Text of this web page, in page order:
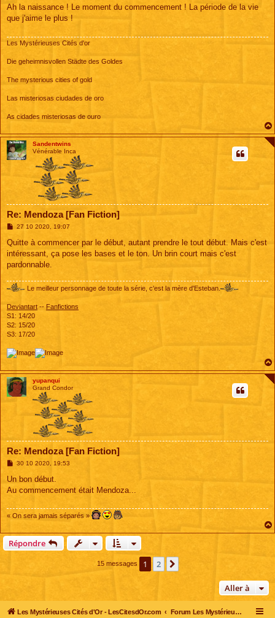
s
a
Ah la naissance ! Le moment du commencement ! La période de la vie
que j'aime le plus !
Les Mystérieuses Cités d'or
Die geheimnisvollen Städte des Goldes
The mysterious cities of gold
Las misteriosas ciudades de oro
As cidades misteriosas de ouro
Sandentwins
Vénérable Inca
Re: Mendoza [Fan Fiction]
M
s
a
g
27 10 2020, 19:07
Quitte à commencer par le début, autant prendre le tout début. Mais c'est
intéressant, ça pose les bases et le ton. Un brin court mais c'est
pardonnable.
Le meilleur personnage de toute la série, c'est la mère d'Esteban.
Deviantart -- Fanfictions
S1: 14/20
S2: 15/20
S3: 17/20
yupanqui
Grand Condor
Re: Mendoza [Fan Fiction]
M
s
a
30 10 2020, 19:53
Un bon début.
Au commencement était Mendoza...
« On sera jamais séparés »
Répondre
15 messages 1 2
Aller à
Les Mystérieuses Cités d'Or - LesCitesdOr.com Forum Les Mystérieuses Cités d'Or